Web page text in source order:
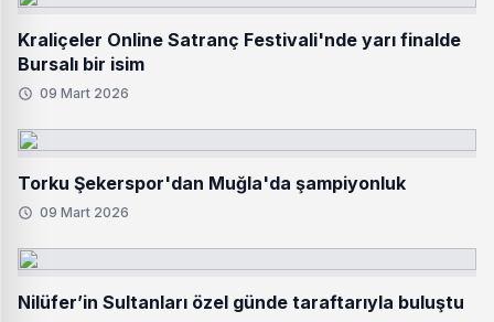
Kraliçeler Online Satranç Festivali'nde yarı finalde
Bursalı bir isim
09 Mart 2026
Torku Şekerspor'dan Muğla'da şampiyonluk
09 Mart 2026
Nilüfer’in Sultanları özel günde taraftarıyla buluştu